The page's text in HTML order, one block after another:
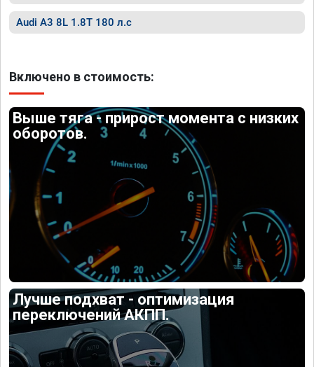
Audi A3 8L 1.8T 180 л.с
Включено в стоимость:
Выше тяга - прирост момента с низких
оборотов.
Лучше подхват - оптимизация
переключений АКПП.